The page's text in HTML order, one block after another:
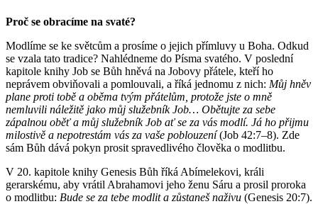
Proč se obracíme na svaté?
Modlíme se ke světcům a prosíme o jejich přímluvy u Boha. Odkud
se vzala tato tradice? Nahlédneme do Písma svatého. V poslední
kapitole knihy Job se Bůh hněvá na Jobovy přátele, kteří ho
neprávem obviňovali a pomlouvali, a říká jednomu z nich: Můj hněv
plane proti tobě a oběma tvým přátelům, protože jste o mně
nemluvili náležitě jako můj služebník Job… Obětujte za sebe
zápalnou oběť a můj služebník Job ať se za vás modlí. Já ho přijmu
milostivě a nepotrestám vás za vaše poblouzení(Job 42:7–8). Zde
sám Bůh dává pokyn prosit spravedlivého člověka o modlitbu.
V 20. kapitole knihy Genesis Bůh říká Abímelekovi, králi
gerarskému, aby vrátil Abrahamovi jeho ženu Sáru a prosil proroka
o modlitbu: Bude se za tebe modlit a zůstaneš naživu (Genesis 20:7).